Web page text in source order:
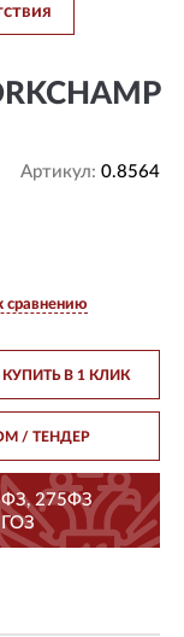
Артикул: 0.8564
сравнению
КУПИТЬ В 1 КЛИК
/ ТЕНДЕР
275ФЗ
ГОЗ